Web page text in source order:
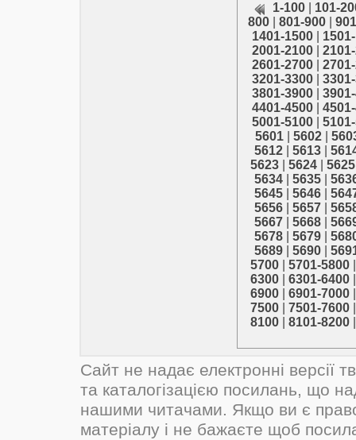
1-100
101-
800
801-900
1401-1500
2001-2100
2601-2700
3201-3300
3801-3900
4401-4500
5001-5100
5601| 5602|
5612
5613
5623
5624 5625
5634
5635
5645
5646
5656
5657
5667
5668
5678
5679
5689
5690
5700
5701-5800
6300
6301-6400
6900
6901-7000
7500
7501-7600
8100
8101-8200
Сайт не надає електронні версії
та каталогізацією посилань, що
нашими читачами. Якщо ви є
матеріалу і не бажаєте щоб